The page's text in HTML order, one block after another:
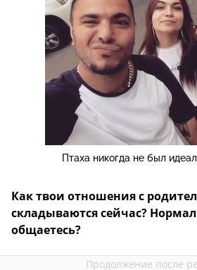
Птаха никогда не был
Как твои отношения с
складываются сейчас?
общаетесь?